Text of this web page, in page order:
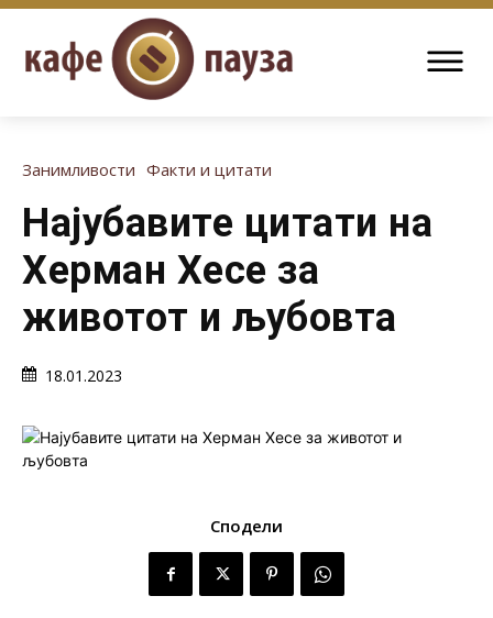
Занимливости Факти и цитати
Најубавите цитати на
Херман Хесе за
животот и љубовта
18.01.2023
Сподели